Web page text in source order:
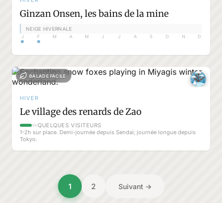
Ginzan Onsen, les bains de la mine
NEIGE HIVERNALE
J F M A M J J A S O N D
BALADE FACILE
HIVER
Le village des renards de Zao
QUELQUES VISITEURS
1-2h sur place. Demi-journée depuis Sendai; journée longue depuis
Tokyo.
pagination
1 2 Suivant →